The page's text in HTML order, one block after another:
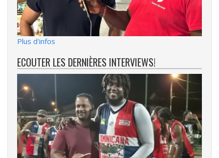
Plus d'infos
ECOUTER LES DERNIÈRES INTERVIEWS!